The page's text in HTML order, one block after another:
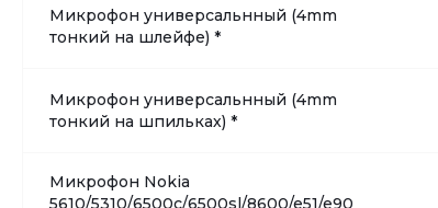
Микрофон универсальнный (4mm
тонкий на шлейфе) *
Микрофон универсальнный (4mm
тонкий на шпильках) *
Микрофон Nokia
5610/5310/6500c/6500sl/8600/e51/e90